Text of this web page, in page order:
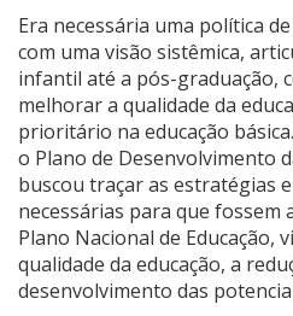
Era necessária uma política
com uma visão sistêmica,
infantil até a pós-graduação,
melhorar a qualidade da
prioritário na educação
o Plano de Desenvolvimento
buscou traçar as estratégias
necessárias para que fossem
Plano Nacional de Educação,
qualidade da educação, a
desenvolvimento das